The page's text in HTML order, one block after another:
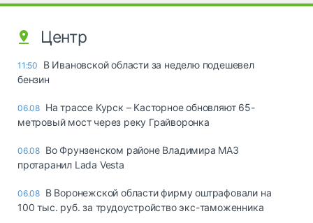
Центр
11:50
В Ивановской области за неделю подешевел
бензин
06.08 На трассе Курск – Касторное обновляют 65-
метровый мост через реку Грайворонка
06.08 Во Фрунзенском районе Владимира МАЗ
протаранил Lada Vesta
06.08 В Воронежской области фирму оштрафовали на
100 тыс. руб. за трудоустройство экс-таможенника